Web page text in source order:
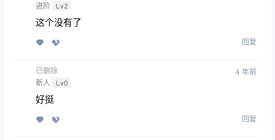
进阶 Lv2
这个没有了
回复
已删除
新人
Lv0
4 年前
好挺
回复